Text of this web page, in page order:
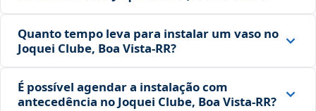
Quanto tempo leva para instalar um vaso no
Joquei Clube, Boa Vista‑RR?
É possível agendar a instalação com
antecedência no Joquei Clube, Boa Vista‑RR?